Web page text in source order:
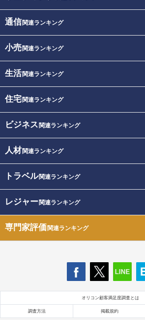
通信関連ランキング
小売関連ランキング
生活関連ランキング
住宅関連ランキング
ビジネス 関連ランキング
人材関連ランキング
トラベル関連ランキング
レジャー関連ランキング
専門家評価関連ランキング
オリコン顧客満足度調査とは
調査方法 掲載規約